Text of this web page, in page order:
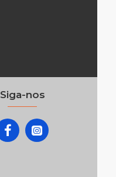
Siga-nos